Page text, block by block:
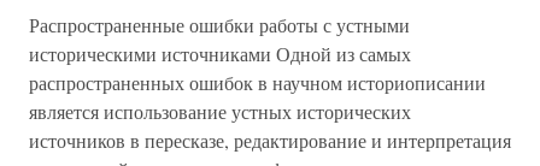
Распространенные ошибки работы с устными
историческими источниками Одной из самых
распространенных ошибок в научном историописании
является использование устных исторических
источников в пересказе, редактирование и интерпретация